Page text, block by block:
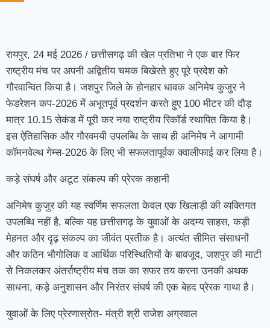
रायपुर, 24 मई 2026 / छत्तीसगढ़ की खेल प्रतिभा ने एक बार फिर
राष्ट्रीय मंच पर अपनी अद्वितीय चमक बिखेरते हुए पूरे प्रदेश को
गौरवान्वित किया है। जशपुर जिले के होनहार धावक अनिमेष कुजुर ने
फेडरेशन कप-2026 में अभूतपूर्व प्रदर्शन करते हुए 100 मीटर की दौड़
मात्र 10.15 सेकंड में पूरी कर नया राष्ट्रीय रिकॉर्ड स्थापित किया है।
इस ऐतिहासिक और गौरवमयी उपलब्धि के साथ ही अनिमेष ने आगामी
कॉमनवेल्थ गेम्स-2026 के लिए भी सफलतापूर्वक क्वालीफाई कर लिया है।
कड़े संघर्ष और अटूट संकल्प की प्रेरक कहानी
अनिमेष कुजुर की यह स्वर्णिम सफलता केवल एक खिलाड़ी की व्यक्तिगत
उपलब्धि नहीं है, बल्कि यह छत्तीसगढ़ के युवाओं के अदम्य साहस, कड़ी
मेहनत और दृढ़ संकल्प का जीवंत प्रतीक है। अत्यंत सीमित संसाधनों
और कठिन भौगोलिक व आर्थिक परिस्थितियों के बावजूद, जशपुर की माटी
से निकलकर अंतर्राष्ट्रीय मंच तक का सफर तय करना उनकी अथक
साधना, कड़े अनुशासन और निरंतर संघर्ष की एक बेहद प्रेरक गाथा है।
युवाओं के लिए प्रेरणास्रोत- मंत्री श्री राजेश अग्रवाल